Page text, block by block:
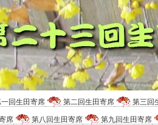
回生田寄席 第二回生田寄席 第三回
席 第八回生田寄席
第九回生田寄席